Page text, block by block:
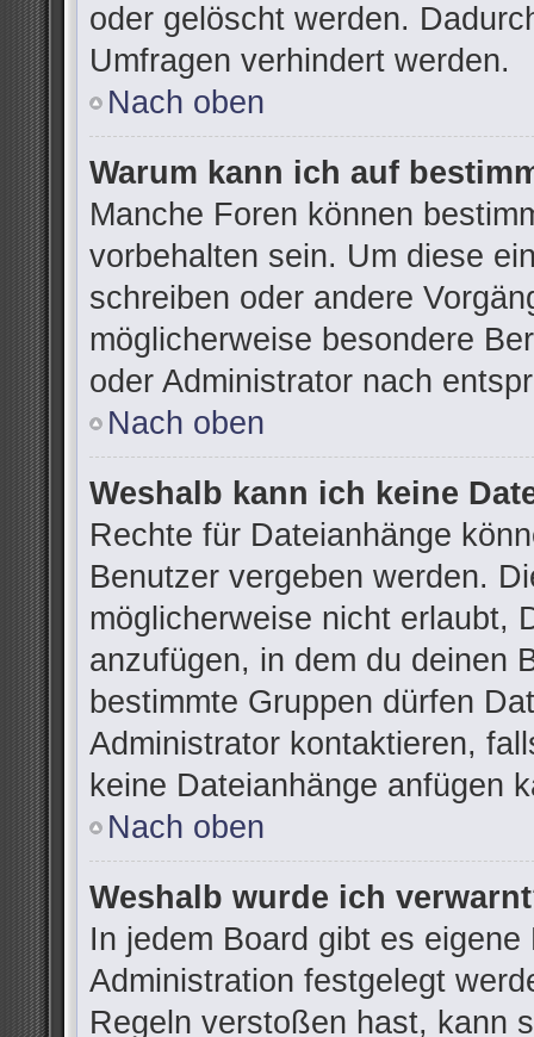
oder gelöscht werden.
Umfragen verhindert werden.
Nach oben
Warum kann ich auf
Manche Foren können
vorbehalten sein. Um diese
schreiben oder andere
möglicherweise besondere
oder Administrator nach
Nach oben
Weshalb kann ich keine
Rechte für Dateianhänge
Benutzer vergeben werden.
möglicherweise nicht erlaubt,
anzufügen, in dem du deinen
bestimmte Gruppen dürfen
Administrator kontaktieren,
keine Dateianhänge anfügen
Nach oben
Weshalb wurde ich
In jedem Board gibt es
Administration festgelegt
Regeln verstoßen hast, kann